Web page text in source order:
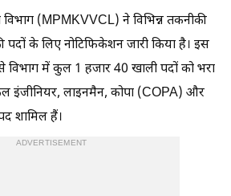
विभाग (MPMKVVCL) ने विभिन्न तकनीकी
के लिए नोटिफिकेशन जारी किया है। इस
विभाग में कुल 1 हजार 40 खाली पदों को भरा
इंजीनियर, लाइनमैन, कोपा (COPA) और
शामिल हैं।
ADVERTISEMENT